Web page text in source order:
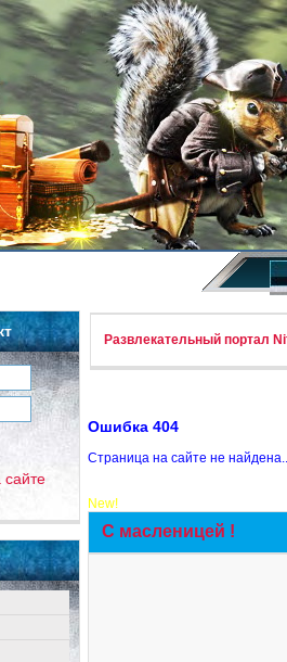
сайте
Развлекательный портал
Ошибка 404
Страница на сайте не
New!
С масленицей !